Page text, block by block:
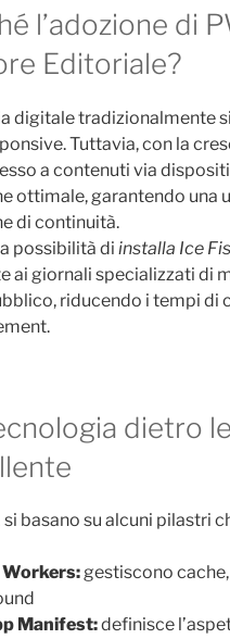
l’adozione di
Editoriale?
digitale tradizionalmente
Tuttavia, con la
a contenuti via
ottimale, garantendo una
di continuità.
possibilità di installa Ice
ai giornali specializzati di
riducendo i tempi di
dietro
si basano su alcuni pilastri
gestiscono
Manifest:definisce